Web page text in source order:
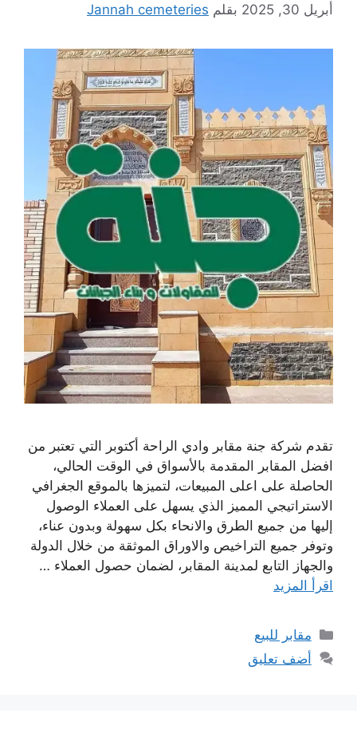
أبريل 30, 2025 بقلم Jannah cemeteries
تقدم شركة جنة مقابر وادي الراحة أكتوبر التي تعتبر من
افضل المقابر المقدمة بالأسواق في الوقت الحالي،
الحاصلة على اعلى المبيعات، لتميزها بالموقع الجغرافي
الاستراتيجي المميز الذي يسهل على العملاء الوصول
إليها من جميع الطرق والانحاء بكل سهولة وبدون عناء،
وتوفر جميع التراخيص والاوراق الموثقة من خلال الدولة
والجهاز التابع لمدينة المقابر، لضمان حصول العملاء …
اقرأ المزيد
التصنيفات
مقابر للبيع
أضف تعليق